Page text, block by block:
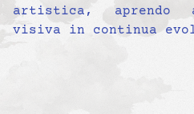
artistica, aprendo
visiva in continua